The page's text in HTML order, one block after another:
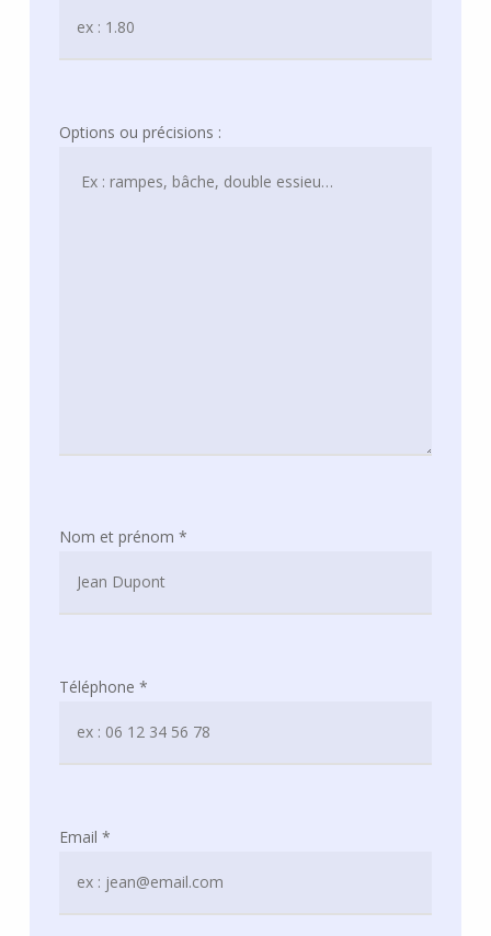
Options ou précisions :
Nom et prénom *
Téléphone *
Email *